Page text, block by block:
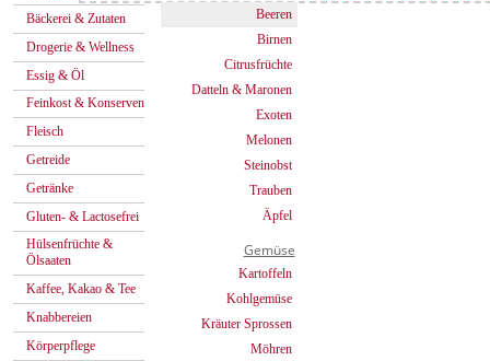
Bäckerei & Zutaten
Drogerie & Wellness
Essig & Öl
Feinkost & Konserven
Fleisch
Getreide
Getränke
Gluten- & Lactosefrei
Hülsenfrüchte &
Ölsaaten
Kaffee, Kakao & Tee
Knabbereien
Körperpflege
Beeren
Birnen
Citrusfrüchte
Datteln & Maronen
Exoten
Melonen
Steinobst
Trauben
Äpfel
Gemüse
Kartoffeln
Kohlgemüse
Kräuter Sprossen
Möhren